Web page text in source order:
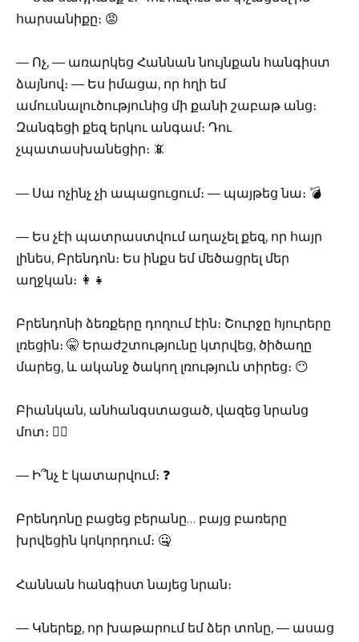
հարսանիքը։ 😡
— Ոչ, — առարկեց Հաննան նույնքան հանգիստ
ձայնով։ — Ես իմացա, որ հղի եմ
ամուսնալուծությունից մի քանի շաբաթ անց։
Զանգեցի քեզ երկու անգամ։ Դու
չպատասխանեցիր։ 📵
— Սա ոչինչ չի ապացուցում։ — պայթեց նա։ 💣
— Ես չէի պատրաստվում աղաչել քեզ, որ հայր
լինես, Բրենդոն։ Ես ինքս եմ մեծացրել մեր
աղջկան։ 👩‍👧
Բրենդոնի ձեռքերը դողում էին։ Շուրջը հյուրերը
լռեցին։ 🤫 Երաժշտությունը կտրվեց, ծիծաղը
մարեց, և ականջ ծակող լռություն տիրեց։ 😶
Բիանկան, անհանգստացած, վազեց նրանց
մոտ։ 🏃‍♀️
— Ի՞նչ է կատարվում։ ❓
Բրենդոնը բացեց բերանը… բայց բառերը
խրվեցին կոկորդում։ 🤐
Հաննան հանգիստ նայեց նրան։
— Կներեք, որ խաթարում եմ ձեր տոնը, — ասաց